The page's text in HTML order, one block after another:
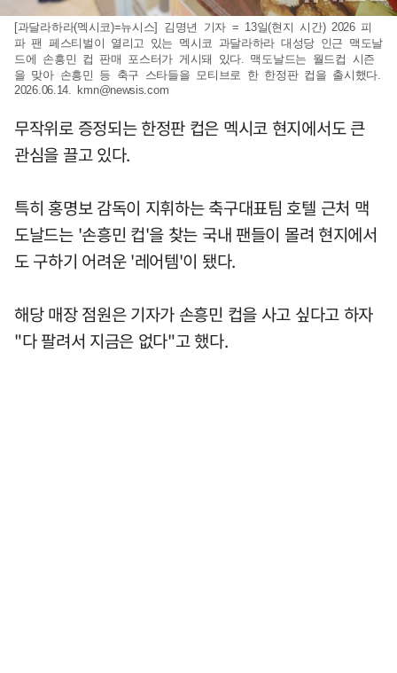
[과달라하라(멕시코)=뉴시스] 김명년 기자 = 13일(현지 시간) 2026 피
파 팬 페스티벌이 열리고 있는 멕시코 과달라하라 대성당 인근 맥도날
드에 손흥민 컵 판매 포스터가 게시돼 있다. 맥도날드는 월드컵 시즌
을 맞아 손흥민 등 축구 스타들을 모티브로 한 한정판 컵을 출시했다.
2026.06.14. kmn@newsis.com
무작위로 증정되는 한정판 컵은 멕시코 현지에서도 큰
관심을 끌고 있다.
특히 홍명보 감독이 지휘하는 축구대표팀 호텔 근처 맥
도날드는 '손흥민 컵'을 찾는 국내 팬들이 몰려 현지에서
도 구하기 어려운 '레어템'이 됐다.
해당 매장 점원은 기자가 손흥민 컵을 사고 싶다고 하자
"다 팔려서 지금은 없다"고 했다.